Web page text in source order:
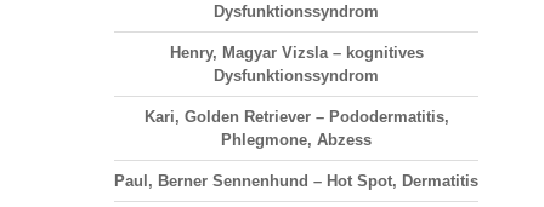
Dysfunktionssyndrom
Henry, Magyar Vizsla – kognitives
Dysfunktionssyndrom
Kari, Golden Retriever – Pododermatitis,
Phlegmone, Abzess
Paul, Berner Sennenhund – Hot Spot, Dermatitis